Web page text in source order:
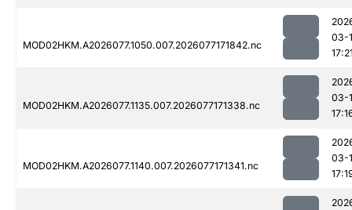
MOD02HKM.A2026077.1050.007.2026077171842.nc
03-
MOD02HKM.A2026077.1135.007.2026077171338.nc
03-
MOD02HKM.A2026077.1140.007.2026077171341.nc
03-